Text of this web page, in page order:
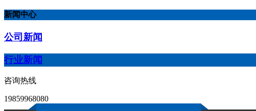
新闻中心
公司新闻
行业新闻
咨询热线
19859968080